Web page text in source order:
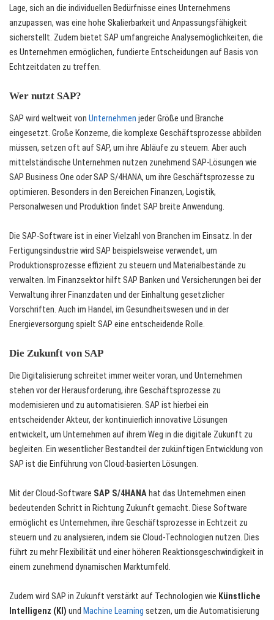
Lage, sich an die individuellen Bedürfnisse eines Unternehmens
anzupassen, was eine hohe Skalierbarkeit und Anpassungsfähigkeit
sicherstellt. Zudem bietet SAP umfangreiche Analysemöglichkeiten, die
es Unternehmen ermöglichen, fundierte Entscheidungen auf Basis von
Echtzeitdaten zu treffen.
Wer nutzt SAP?
SAP wird weltweit von Unternehmen jeder Größe und Branche
eingesetzt. Große Konzerne, die komplexe Geschäftsprozesse abbilden
müssen, setzen oft auf SAP, um ihre Abläufe zu steuern. Aber auch
mittelständische Unternehmen nutzen zunehmend SAP-Lösungen wie
SAP Business One oder SAP S/4HANA, um ihre Geschäftsprozesse zu
optimieren. Besonders in den Bereichen Finanzen, Logistik,
Personalwesen und Produktion findet SAP breite Anwendung.
Die SAP-Software ist in einer Vielzahl von Branchen im Einsatz. In der
Fertigungsindustrie wird SAP beispielsweise verwendet, um
Produktionsprozesse effizient zu steuern und Materialbestände zu
verwalten. Im Finanzsektor hilft SAP Banken und Versicherungen bei der
Verwaltung ihrer Finanzdaten und der Einhaltung gesetzlicher
Vorschriften. Auch im Handel, im Gesundheitswesen und in der
Energieversorgung spielt SAP eine entscheidende Rolle.
Die Zukunft von SAP
Die Digitalisierung schreitet immer weiter voran, und Unternehmen
stehen vor der Herausforderung, ihre Geschäftsprozesse zu
modernisieren und zu automatisieren. SAP ist hierbei ein
entscheidender Akteur, der kontinuierlich innovative Lösungen
entwickelt, um Unternehmen auf ihrem Weg in die digitale Zukunft zu
begleiten. Ein wesentlicher Bestandteil der zukünftigen Entwicklung von
SAP ist die Einführung von Cloud-basierten Lösungen.
Mit der Cloud-Software SAP S/4HANA hat das Unternehmen einen
bedeutenden Schritt in Richtung Zukunft gemacht. Diese Software
ermöglicht es Unternehmen, ihre Geschäftsprozesse in Echtzeit zu
steuern und zu analysieren, indem sie Cloud-Technologien nutzen. Dies
führt zu mehr Flexibilität und einer höheren Reaktionsgeschwindigkeit in
einem zunehmend dynamischen Marktumfeld.
Zudem wird SAP in Zukunft verstärkt auf Technologien wie Künstliche
Intelligenz (KI) und Machine Learning setzen, um die Automatisierung